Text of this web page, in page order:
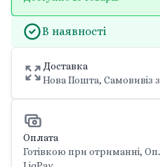
В наявності
Доставка
Нова Пошта, Самовивіз
Оплата
Готівкою при отриманні,